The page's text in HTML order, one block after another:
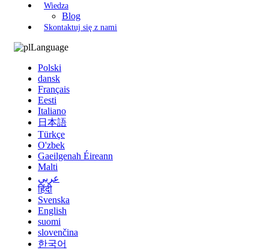
Wiedza
Blog
Skontaktuj się z nami
Language
Polski
dansk
Français
Eesti
Italiano
日本語
Türkçe
O'zbek
Gaeilgenah Éireann
Malti
عربي
हिंदी
Svenska
English
suomi
slovenčina
한국어